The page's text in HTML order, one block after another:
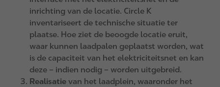
inrichting van de locatie. Circle K
inventariseert de technische situatie ter
plaatse. Hoe ziet de beoogde locatie eruit,
waar kunnen laadpalen geplaatst worden, wat
is de capaciteit van het elektriciteitsnet en kan
deze – indien nodig – worden uitgebreid.
Realisatie van het laadplein, waaronder het